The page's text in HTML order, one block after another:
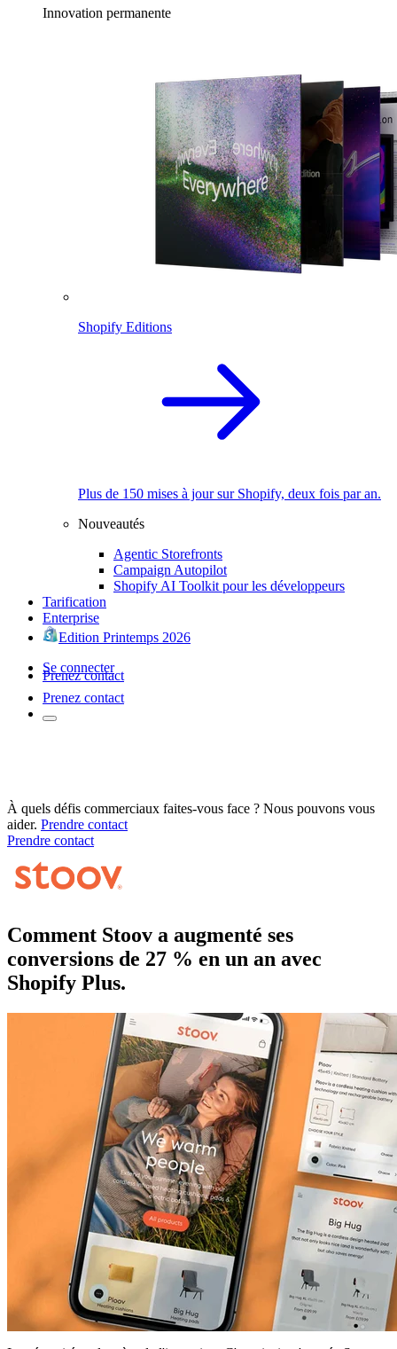
Innovation permanente
Shopify Editions
Plus de 150 mises à jour sur Shopify, deux fois par an.
Nouveautés
Agentic Storefronts
Campaign Autopilot
Shopify AI Toolkit pour les développeurs
Tarification
Enterprise
Edition Printemps 2026
Se connecter
Prenez contact
Prenez contact
À quels défis commerciaux faites-vous face ? Nous pouvons vous
aider. Prendre contact
Prendre contact
Comment Stoov a augmenté ses
conversions de 27 % en un an avec
Shopify Plus.